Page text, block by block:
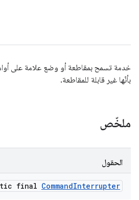
بأنّها غير قابلة للمقاطعة.
ملخّص
الحقول
final CommandInterrupter